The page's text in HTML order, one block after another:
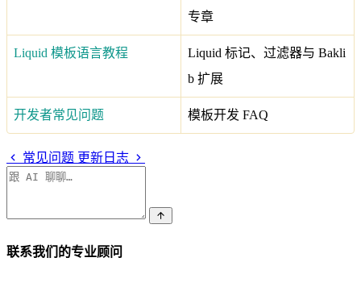
专章
Liquid 模板语言教程
Liquid 标记、过滤器与 Bakli
b 扩展
开发者常见问题 模板开发 FAQ
常见问题 更新日志
联系我们的专业顾问